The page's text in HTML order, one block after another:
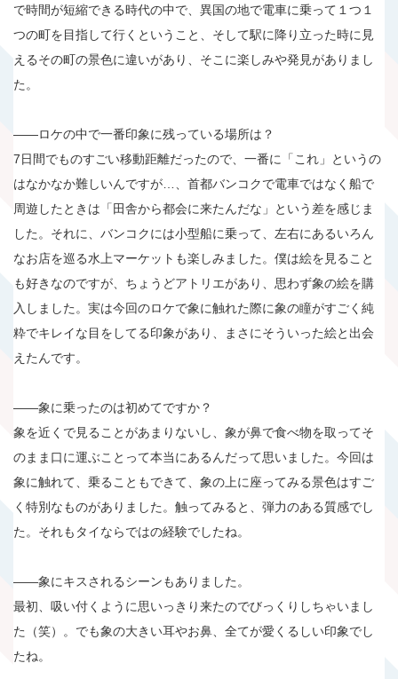
で時間が短縮できる時代の中で、異国の地で電車に乗って１つ１
つの町を目指して行くということ、そして駅に降り立った時に見
えるその町の景色に違いがあり、そこに楽しみや発見がありまし
た。
――ロケの中で一番印象に残っている場所は？
7日間でものすごい移動距離だったので、一番に「これ」というの
はなかなか難しいんですが…、首都バンコクで電車ではなく船で
周遊したときは「田舎から都会に来たんだな」という差を感じま
した。それに、バンコクには小型船に乗って、左右にあるいろん
なお店を巡る水上マーケットも楽しみました。僕は絵を見ること
も好きなのですが、ちょうどアトリエがあり、思わず象の絵を購
入しました。実は今回のロケで象に触れた際に象の瞳がすごく純
粋でキレイな目をしてる印象があり、まさにそういった絵と出会
えたんです。
――象に乗ったのは初めてですか？
象を近くで見ることがあまりないし、象が鼻で食べ物を取ってそ
のまま口に運ぶことって本当にあるんだって思いました。今回は
象に触れて、乗ることもできて、象の上に座ってみる景色はすご
く特別なものがありました。触ってみると、弾力のある質感でし
た。それもタイならではの経験でしたね。
――象にキスされるシーンもありました。
最初、吸い付くように思いっきり来たのでびっくりしちゃいまし
た（笑）。でも象の大きい耳やお鼻、全てが愛くるしい印象でし
たね。